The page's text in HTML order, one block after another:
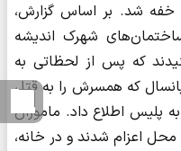
خفه شد. بر اساس گزارش،
در یکی از ساختمان‌های شهرک اندیشه
که پس از لحظاتی به
که همسرش را به قتل
پلیس اطلاع داد. ماموران
محل اعزام شدند و در خانه،